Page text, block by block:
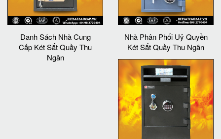
Danh Sách Nhà Cung
Cấp Két Sắt Quầy Thu
Ngân
Nhà Phân Phối Uỷ Quyền
Két Sắt Quầy Thu Ngân